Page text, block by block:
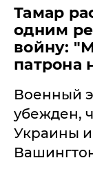
Тамар
одним
войну:
патрона
Военный
убежден,
Украины